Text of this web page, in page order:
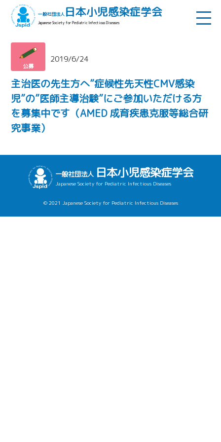
一般社団法人 日本小児感染症学会
Japanese Society for Pediatric Infectious Diseases
公募
2019/6/24
主治医の先生方へ”症候性先天性CMV感染
児”の”医師主導治験”にご参加いただける方
を募集中です（AMED 成育疾患克服等総合研
究事業）
一般社団法人 日本小児感染症学会
Japanese Society for Pediatric Infectious Diseases
© 2021 Japanese Society for Pediatric Infectious Diseases